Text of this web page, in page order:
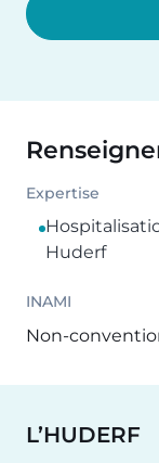
Expertise
Huderf
INAMI
Non-
L’HUDERF